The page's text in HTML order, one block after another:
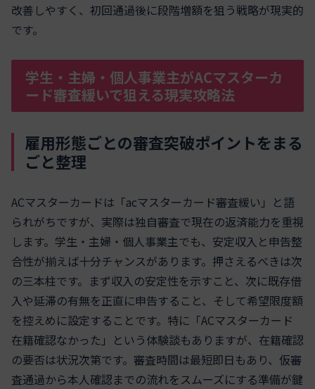
改善しやすく、初回通過後に段階増額を狙う戦略が現実的
です。
学生・主婦・個人事業主がACマスターカ
ード審査緩いで狙える現実攻略法
雇用形態ごとの審査突破ポイントをまる
ごと整理
ACマスターカードは「acマスターカード審査緩い」と語
られがちですが、実際は独自審査で現在の返済能力を重視
します。学生・主婦・個人事業主でも、安定収入と申告整
合性が揃えば十分チャンスがあります。押さえるべきは次
の三本柱です。まず収入の安定性を示すこと、次に既存借
入や延滞の有無を正直に申告すること、そして希望限度額
を控えめに設定することです。特に「ACマスターカード
在籍確認なかった」という体験談もありますが、在籍確認
の要否は状況次第です。審査時間は最短即日もあり、仮審
査通過から本人確認までの流れをスムーズにする準備が鍵